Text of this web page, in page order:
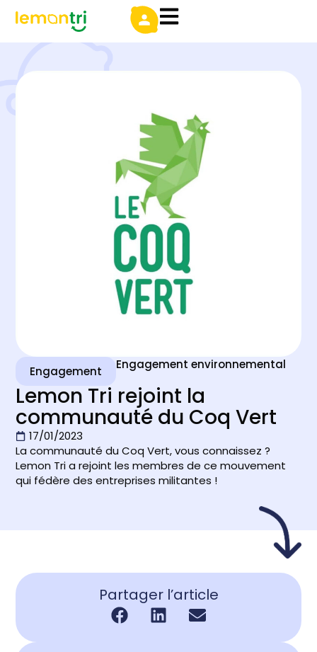
Engagement Engagement environnemental
Lemon Tri rejoint la
communauté du Coq Vert
17/01/2023
La communauté du Coq Vert, vous connaissez ?
Lemon Tri a rejoint les membres de ce mouvement
qui fédère des entreprises militantes !
Partager l’article